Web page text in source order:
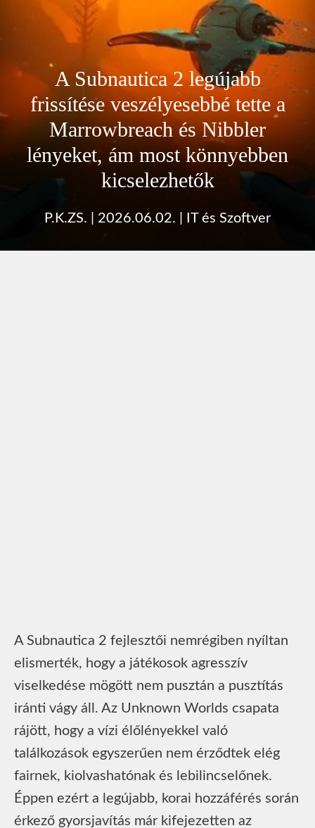
A Subnautica 2 legújabb
frissítése veszélyesebbé tette a
Marrowbreach és Nibbler
lényeket, ám most könnyebben
kicselezhetők
P.K.ZS. 2026.06.02. IT és Szoftver
A Subnautica 2 fejlesztői nemrégiben nyíltan
elismerték, hogy a játékosok agresszív
viselkedése mögött nem pusztán a pusztítás
iránti vágy áll. Az Unknown Worlds csapata
rájött, hogy a vízi élőlényekkel való
találkozások egyszerűen nem érződtek elég
fairnek, kiolvashatónak és lebilincselőnek.
Éppen ezért a legújabb, korai hozzáférés során
érkező gyorsjavítás már kifejezetten az